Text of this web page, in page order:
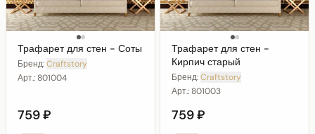
Трафарет для стен - Соты
Бренд:Craftstory
Арт.:801004
759 ₽
Трафарет для стен -
Кирпич старый
Бренд:Craftstory
Арт.:801003
759 ₽